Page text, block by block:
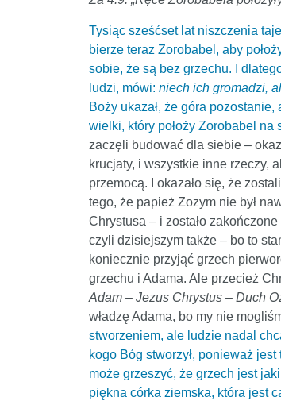
Tysiąc sześćset lat niszczenia
bierze teraz Zorobabel, aby
sobie, że są bez grzechu. I
ludzi, mówi: niech ich gromadzi,
Boży ukazał, że góra
wielki, który położy Zorobabel na
zaczęli budować dla siebie –
krucjaty, i wszystkie inne rzeczy,
przemocą. I okazało się, że
tego, że papież Zozym nie był
Chrystusa – i zostało
czyli dzisiejszym także – bo to
koniecznie przyjąć grzech
grzechu i Adama. Ale przecież
Adam – Jezus Chrystus – Duch
władzę Adama, bo my nie
stworzeniem, ale ludzie nadal
kogo Bóg stworzył, ponieważ
może grzeszyć, że grzech jest
piękna córka ziemska, która jest